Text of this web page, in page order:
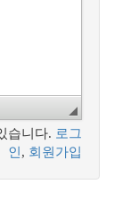
습니다. 로그
인 , 회원가입